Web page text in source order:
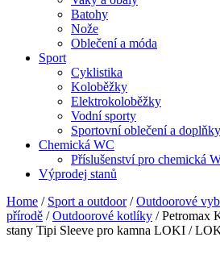
Batohy
Nože
Oblečení a móda
Sport
Cyklistika
Koloběžky
Elektrokoloběžky
Vodní sporty
Sportovní oblečení a doplňky
Chemická WC
Příslušenství pro chemická
Výprodej stanů
Home / Sport a outdoor/Outdoorové
přírodě /Outdoorové kotlíky / Petromax
stany Tipi Sleeve pro kamna LOKI /